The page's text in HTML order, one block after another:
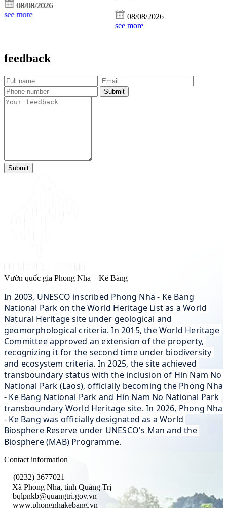
08/08/2026
08/08/2026
see more
feedback
Submit
Submit
Vườn quốc gia Phong Nha – Kẻ Bàng
In 2003, UNESCO inscribed Phong Nha - Ke Bang
National Park on the World Heritage List as a World
Natural Heritage site under geological and
geomorphological criteria. In 2015, the World Heritage
Committee approved an extension of the property,
recognizing it for the second time under biodiversity
and ecosystem criteria. In 2025, the site achieved
transboundary status with the inclusion of Hin Nam No
National Park (Laos), officially becoming the Phong Nha
- Ke Bang National Park and Hin Nam No National Park
transboundary World Heritage site. In 2026, Phong Nha
- Ke Bang was officially designated as a World
Biosphere Reserve under UNESCO's Man and the
Biosphere (MAB) Programme.
Contact information
(0232) 3677021
Xã Phong Nha, tỉnh Quảng Trị
bqlpnkb@quangtri.gov.vn
www.phongnhakebang.vn